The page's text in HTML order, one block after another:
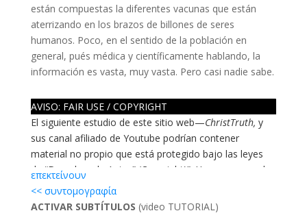
están compuestas la diferentes vacunas que están
aterrizando en los brazos de billones de seres
humanos. Poco, en el sentido de la población en
general, pués médica y científicamente hablando, la
información es vasta, muy vasta. Pero casi nadie sabe.
AVISO: FAIR USE / COPYRIGHT
El siguiente estudio de este sitio web—ChristTruth, y
sus canal afiliado de Youtube podrían contener
material no propio que está protegido bajo las leyes
de “Derechos de Autor” (Copyright)”. Hacemos uso de
este material sin prpósito de fines de lucro, amparados
bajo la cláusula de derechos de autor de “Uso Justo”
(Fair Use), de la Sección 107 de Los derechos de
επεκτείνουν
<< συντομογραφία
ACTIVAR SUBTÍTULOS (video TUTORIAL)